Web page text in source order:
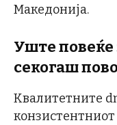
Македонија.
Уште повеќе
секогаш
Квалитетните